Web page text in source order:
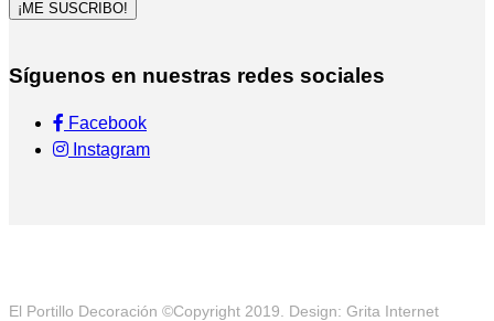
¡ME SUSCRIBO!
Síguenos en nuestras redes sociales
Facebook
Instagram
El Portillo Decoración ©Copyright 2019. Design: Grita Internet